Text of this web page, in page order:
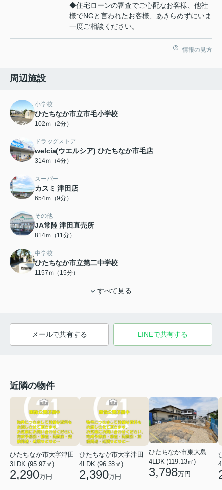
◆住宅ローンの審査でご心配なお客様、他社
様でNGと言われたお客様、あきらめずにいま
一度ご相談ください。
情報の見方
周辺施設
小学校
ひたちなか市立市毛小学校
102ｍ（2分）
ドラッグストア
welcia(ウエルシア) ひたちなか市毛店
314ｍ（4分）
スーパー
カスミ 津田店
654ｍ（9分）
その他
JA常陸 津田直売所
814ｍ（11分）
中学校
ひたちなか市立第二中学校
1157ｍ（15分）
すべて見る
メールで共有する LINEで共有する
近隣の物件
ひたちなか市大字津田
3LDK (95.97㎡)
2,290万円
ひたちなか市大字津田
4LDK (96.38㎡)
2,390万円
4LDK (119.13㎡)
3,798万円